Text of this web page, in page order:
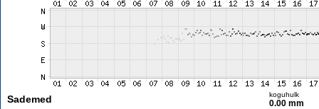
Sademed koguhulk
0.00 mm